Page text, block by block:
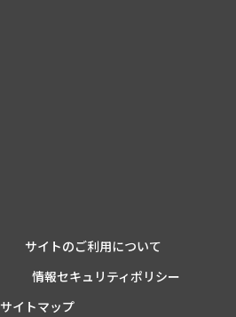
サイトのご利用について
情報セキュリティポリシー
サイトマップ